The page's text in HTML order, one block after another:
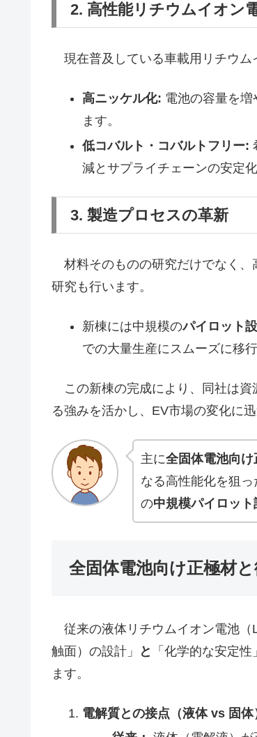
2. 高性能リチウムイオン
現在普及している車載用リチウム
高ニッケル化: 電池の容量を
ます。
低コバルト・コバルトフリー:
減とサプライチェーンの安定化
3. 製造プロセスの革新
材料そのものの研究だけでなく、
研究も行います。
新棟には中規模のパイロット
での大量生産にスムーズに移
この新棟の完成により、同社は資
る強みを活かし、EV市場の変化に
主に全固体電池向け
なる高性能化を狙
の中規模パイロット
全固体電池向け正極材
従来の液体リチウムイオン電池（
触面）の設計」
と
「化学的な安定
ます。
電解質との接点（液体 vs 固体